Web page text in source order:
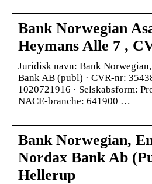
Bank Norwegian
Heymans Alle 7 ,
Juridisk navn: Bank
Bank AB (publ) · CVR-nr:
1020721916 · Selskabsform:
NACE-branche: 641900 …
Bank Norwegian,
Nordax Bank Ab
Hellerup